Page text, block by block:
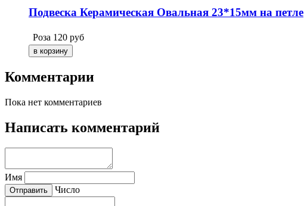
Подвеска Керамическая Овальная 23*15мм на петле
Роза 120 руб
Комментарии
Пока нет комментариев
Написать комментарий
Имя
Число